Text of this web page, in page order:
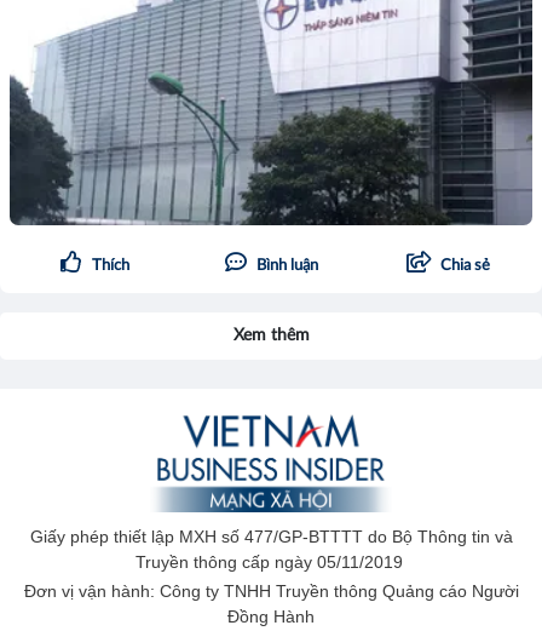
Thích Bình luận Chia sẻ
Xem thêm
Giấy phép thiết lập MXH số 477/GP-BTTTT do Bộ Thông tin và
Truyền thông cấp ngày 05/11/2019
Đơn vị vận hành: Công ty TNHH Truyền thông Quảng cáo Người
Đồng Hành